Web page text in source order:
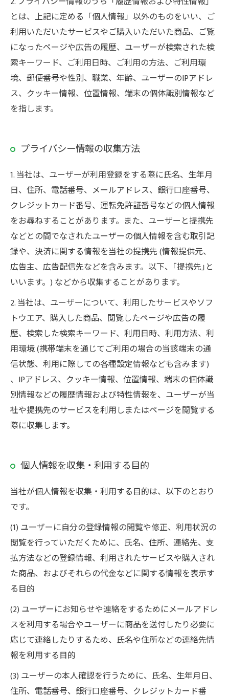
とは、上記に定める「個人情報」以外のものをいい、ご
利用いただいたサービスやご購入いただいた商品、ご覧
になったページや広告の履歴、ユーザーが検索された検
索キーワード、ご利用日時、ご利用の方法、ご利用環
境、郵便番号や性別、職業、年齢、ユーザーのIPアドレ
ス、クッキー情報、位置情報、端末の個体識別情報など
を指します。
プライバシー情報の収集方法
1. 当社は、ユーザーが利用登録をする際に氏名、生年月
日、住所、電話番号、メールアドレス、銀行口座番号、
クレジットカード番号、運転免許証番号などの個人情報
をお尋ねすることがあります。また、ユーザーと提携先
などとの間でなされたユーザーの個人情報を含む取引記
録や、決済に関する情報を当社の提携先 (情報提供元、
広告主、広告配信先などを含みます。以下、｢提携先｣と
いいます。) などから収集することがあります。
2. 当社は、ユーザーについて、利用したサービスやソフ
トウエア、購入した商品、閲覧したページや広告の履
歴、検索した検索キーワード、利用日時、利用方法、利
用環境 (携帯端末を通じてご利用の場合の当該端末の通
信状態、利用に際しての各種設定情報なども含みます)
、IPアドレス、クッキー情報、位置情報、端末の個体識
別情報などの履歴情報および特性情報を、ユーザーが当
社や提携先のサービスを利用しまたはページを閲覧する
際に収集します。
個人情報を収集・利用する目的
当社が個人情報を収集・利用する目的は、以下のとおり
です。
(1) ユーザーに自分の登録情報の閲覧や修正、利用状況の
閲覧を行っていただくために、氏名、住所、連絡先、支
払方法などの登録情報、利用されたサービスや購入され
た商品、およびそれらの代金などに関する情報を表示す
る目的
(2) ユーザーにお知らせや連絡をするためにメールアドレ
スを利用する場合やユーザーに商品を送付したり必要に
応じて連絡したりするため、氏名や住所などの連絡先情
報を利用する目的
(3) ユーザーの本人確認を行うために、氏名、生年月日、
住所、電話番号、銀行口座番号、クレジットカード番